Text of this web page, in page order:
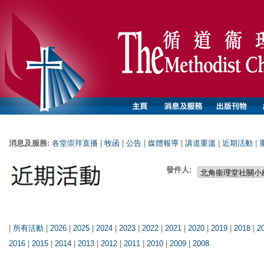
消息及服務: 各堂崇拜直播 牧函 公告 媒體報導 講道重溫 近期活動
發件人:
| 所有活動 | 2026 | 2025 | 2024 | 2023 | 2022 | 2021 | 2020 | 2019 | 2018 |
2016 | 2015 | 2014 | 2013 | 2012 | 2011 | 2010 | 2009 | 2008